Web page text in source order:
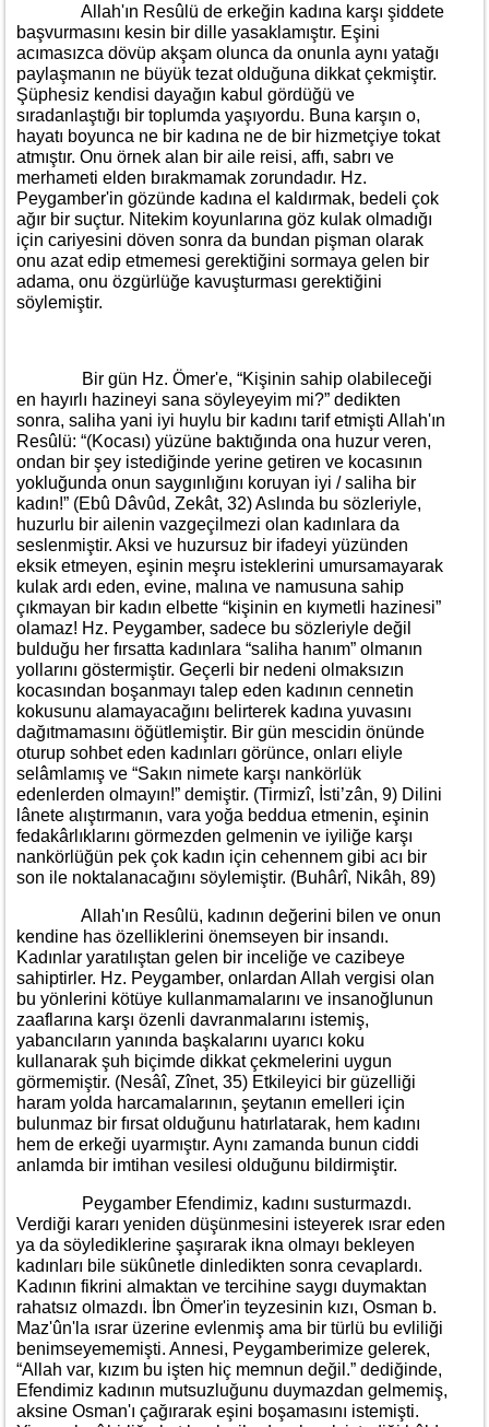
Allah'ın Resûlü de erkeğin kadına karşı şiddete
başvurmasını kesin bir dille yasaklamıştır. Eşini
acımasızca dövüp akşam olunca da onunla aynı yatağı
paylaşmanın ne büyük tezat olduğuna dikkat çekmiştir.
Şüphesiz kendisi dayağın kabul gördüğü ve
sıradanlaştığı bir toplumda yaşıyordu. Buna karşın o,
hayatı boyunca ne bir kadına ne de bir hizmetçiye tokat
atmıştır. Onu örnek alan bir aile reisi, affı, sabrı ve
merhameti elden bırakmamak zorundadır. Hz.
Peygamber'in gözünde kadına el kaldırmak, bedeli çok
ağır bir suçtur. Nitekim koyunlarına göz kulak olmadığı
için cariyesini döven sonra da bundan pişman olarak
onu azat edip etmemesi gerektiğini sormaya gelen bir
adama, onu özgürlüğe kavuşturması gerektiğini
söylemiştir.
Bir gün Hz. Ömer'e, “Kişinin sahip olabileceği
en hayırlı hazineyi sana söyleyeyim mi?” dedikten
sonra, saliha yani iyi huylu bir kadını tarif etmişti Allah'ın
Resûlü: “(Kocası) yüzüne baktığında ona huzur veren,
ondan bir şey istediğinde yerine getiren ve kocasının
yokluğunda onun saygınlığını koruyan iyi / saliha bir
kadın!” (Ebû Dâvûd, Zekât, 32) Aslında bu sözleriyle,
huzurlu bir ailenin vazgeçilmezi olan kadınlara da
seslenmiştir. Aksi ve huzursuz bir ifadeyi yüzünden
eksik etmeyen, eşinin meşru isteklerini umursamayarak
kulak ardı eden, evine, malına ve namusuna sahip
çıkmayan bir kadın elbette “kişinin en kıymetli hazinesi”
olamaz! Hz. Peygamber, sadece bu sözleriyle değil
bulduğu her fırsatta kadınlara “saliha hanım” olmanın
yollarını göstermiştir. Geçerli bir nedeni olmaksızın
kocasından boşanmayı talep eden kadının cennetin
kokusunu alamayacağını belirterek kadına yuvasını
dağıtmamasını öğütlemiştir. Bir gün mescidin önünde
oturup sohbet eden kadınları görünce, onları eliyle
selâmlamış ve “Sakın nimete karşı nankörlük
edenlerden olmayın!” demiştir. (Tirmizî, İsti’zân, 9) Dilini
lânete alıştırmanın, vara yoğa beddua etmenin, eşinin
fedakârlıklarını görmezden gelmenin ve iyiliğe karşı
nankörlüğün pek çok kadın için cehennem gibi acı bir
son ile noktalanacağını söylemiştir. (Buhârî, Nikâh, 89)
Allah'ın Resûlü, kadının değerini bilen ve onun
kendine has özelliklerini önemseyen bir insandı.
Kadınlar yaratılıştan gelen bir inceliğe ve cazibeye
sahiptirler. Hz. Peygamber, onlardan Allah vergisi olan
bu yönlerini kötüye kullanmamalarını ve insanoğlunun
zaaflarına karşı özenli davranmalarını istemiş,
yabancıların yanında başkalarını uyarıcı koku
kullanarak şuh biçimde dikkat çekmelerini uygun
görmemiştir. (Nesâî, Zînet, 35) Etkileyici bir güzelliği
haram yolda harcamalarının, şeytanın emelleri için
bulunmaz bir fırsat olduğunu hatırlatarak, hem kadını
hem de erkeği uyarmıştır. Aynı zamanda bunun ciddi
anlamda bir imtihan vesilesi olduğunu bildirmiştir.
Peygamber Efendimiz, kadını susturmazdı.
Verdiği kararı yeniden düşünmesini isteyerek ısrar eden
ya da söylediklerine şaşırarak ikna olmayı bekleyen
kadınları bile sükûnetle dinledikten sonra cevaplardı.
Kadının fikrini almaktan ve tercihine saygı duymaktan
rahatsız olmazdı. İbn Ömer'in teyzesinin kızı, Osman b.
Maz'ûn'la ısrar üzerine evlenmiş ama bir türlü bu evliliği
benimseyememişti. Annesi, Peygamberimize gelerek,
“Allah var, kızım bu işten hiç memnun değil.” dediğinde,
Efendimiz kadının mutsuzluğunu duymazdan gelmemiş,
aksine Osman'ı çağırarak eşini boşamasını istemişti.